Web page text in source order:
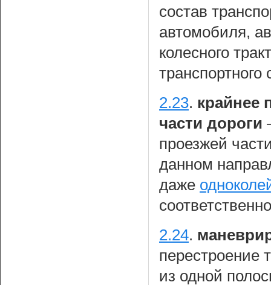
состав
автомобиля,
колесного
транспортного
2.23. крайнее
части дороги
проезжей
данном
даже
2.24.
перестроение
из одной